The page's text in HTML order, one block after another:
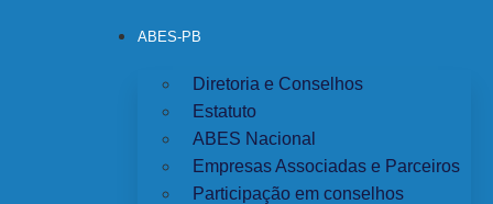
ABES-PB
Diretoria e Conselhos
Estatuto
ABES Nacional
Empresas Associadas e Parceiros
Participação em conselhos